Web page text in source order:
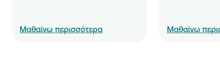
Μαθαίνω περισσότερα Μαθαίνω